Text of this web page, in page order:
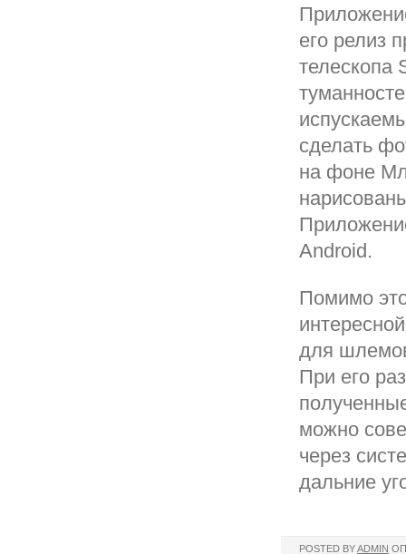
его релиз
телескопа
сделать
на фоне
Android.
Помимо
для
При его
можно
через
дальние
POSTED BYADMIN